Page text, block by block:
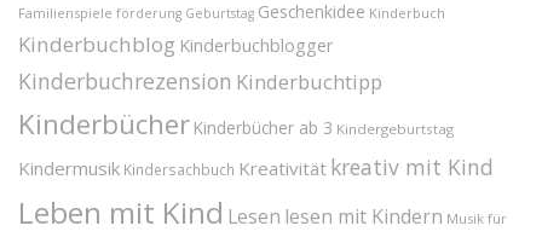
Familienspiele förderung Geburtstag Geschenkidee Kinderbuch
Kinderbuchblog Kinderbuchblogger
Kinderbuchrezension Kinderbuchtipp
Kinderbücher Kinderbücher ab 3 Kindergeburtstag
Kindermusik Kindersachbuch Kreativität kreativ mit Kind
Leben mit Kind Lesen lesen mit Kindern Musik für